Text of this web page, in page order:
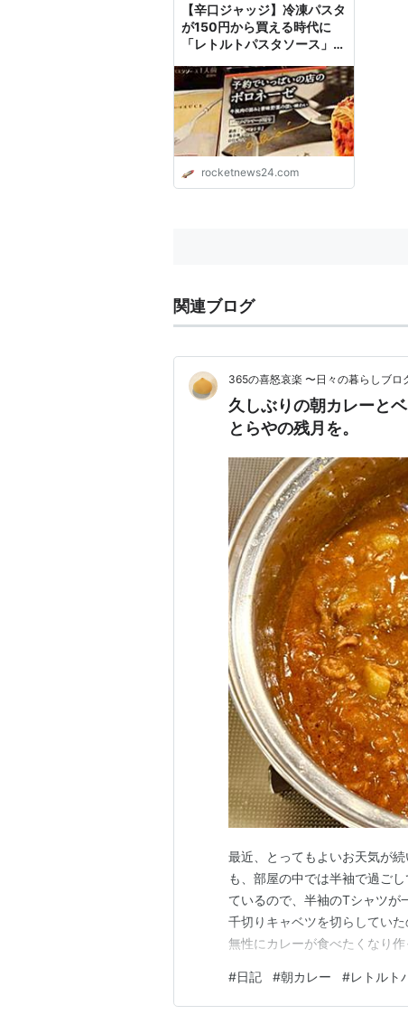
【辛口ジャッジ】冷凍パスタ
が150円から買える時代に
「レトルトパスタソース」に
トソース編 ～
rocketnews24.com
関連ブログ
365の喜怒哀楽 〜日々の暮らしブロ
久しぶりの朝カレーと
とらやの残月を。
最近、とってもよいお天気が
も、部屋の中では半袖で過ご
ているので、半袖のTシャツが
千切りキャベツを切らしてい
無性にカレーが食べたくなり
みに待っていました。そんな
ます。この小さな瓶で二人分
#日記 #朝カレー #レトルト